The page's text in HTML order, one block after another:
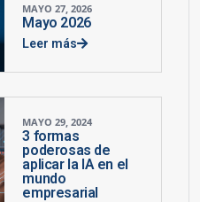
MAYO 27, 2026
Mayo 2026
Leer más
MAYO 29, 2024
3 formas
poderosas de
aplicar la IA en el
mundo
empresarial